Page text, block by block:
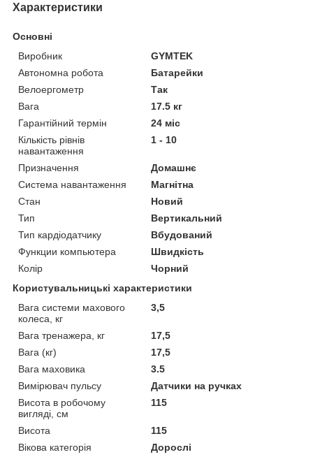
Характеристики
Основні
Виробник
GYMTEK
Автономна робота
Батарейки
Велоергометр
Так
Вага
17.5 кг
Гарантійний термін
24 міс
Кількість рівнів
навантаження
1 - 10
Призначення
Домашнє
Система навантаження
Магнітна
Стан
Новий
Тип
Вертикальний
Тип кардіодатчику
Вбудований
Функции компьютера
Швидкість
Колір
Чорний
Користувальницькі характеристики
Вага системи махового
колеса, кг
3,5
Вага тренажера, кг
17,5
Вага (кг)
17,5
Вага маховика
3.5
Вимірювач пульсу
Датчики на ручках
Висота в робочому
вигляді, см
115
Висота
115
Вікова категорія
Дорослі